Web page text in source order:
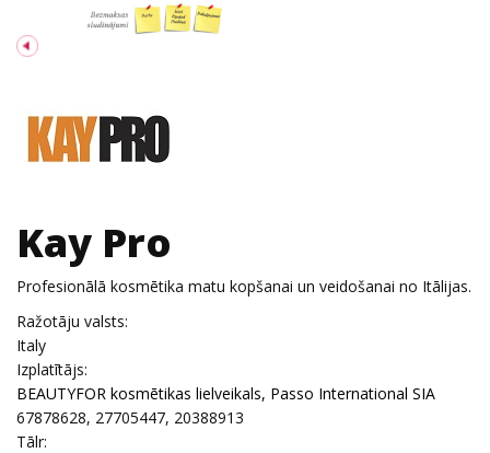
Kay Pro
Profesionālā kosmētika matu kopšanai un veidošanai no Itālijas.
Ražotāju valsts:
Italy
Izplatītājs:
BEAUTYFOR kosmētikas lielveikals, Passo International SIA
67878628, 27705447, 20388913
Tālr: